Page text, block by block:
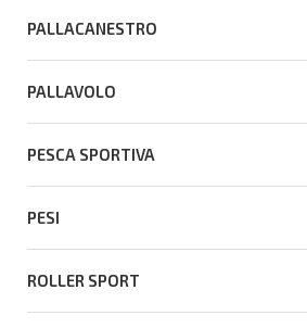
PALLACANESTRO
PALLAVOLO
PESCA SPORTIVA
PESI
ROLLER SPORT